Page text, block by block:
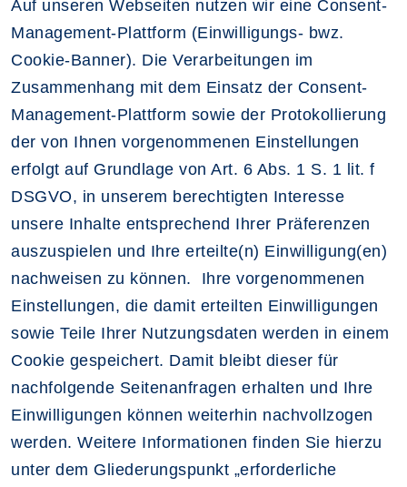
Auf unseren Webseiten nutzen wir eine Consent-
Management-Plattform (Einwilligungs- bwz.
Cookie-Banner). Die Verarbeitungen im
Zusammenhang mit dem Einsatz der Consent-
Management-Plattform sowie der Protokollierung
der von Ihnen vorgenommenen Einstellungen
erfolgt auf Grundlage von Art. 6 Abs. 1 S. 1 lit. f
DSGVO, in unserem berechtigten Interesse
unsere Inhalte entsprechend Ihrer Präferenzen
auszuspielen und Ihre erteilte(n) Einwilligung(en)
nachweisen zu können. Ihre vorgenommenen
Einstellungen, die damit erteilten Einwilligungen
sowie Teile Ihrer Nutzungsdaten werden in einem
Cookie gespeichert. Damit bleibt dieser für
nachfolgende Seitenanfragen erhalten und Ihre
Einwilligungen können weiterhin nachvollzogen
werden. Weitere Informationen finden Sie hierzu
unter dem Gliederungspunkt „erforderliche